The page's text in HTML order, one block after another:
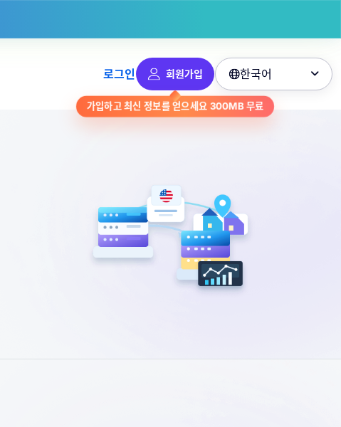
로그인 회원가입
가입하고 최신 정보를 얻으세요 300MB무료
한국어 